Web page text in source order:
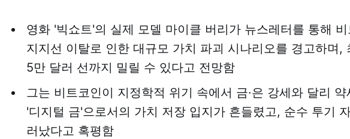
영화 '빅쇼트'의 실제 모델 마이클 버리가 뉴스레터를 통해
지지선 이탈로 인한 대규모 가치 파괴 시나리오를 경고하며,
5만 달러 선까지 밀릴 수 있다고 전망함
그는 비트코인이 지정학적 위기 속에서 금·은 강세와 달리 약
'디지털 금'으로서의 가치 저장 입지가 흔들렸고, 순수 투기
러났다고 혹평함